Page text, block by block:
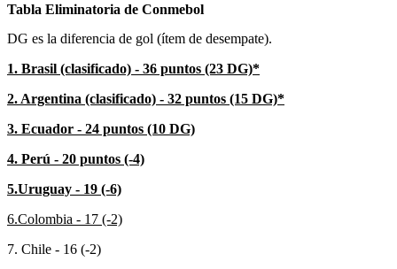
Tabla Eliminatoria de Conmebol
DG es la diferencia de gol (ítem de desempate).
1. Brasil (clasificado) - 36 puntos (23 DG)*
2. Argentina (clasificado) - 32 puntos (15 DG)*
3. Ecuador - 24 puntos (10 DG)
4. Perú - 20 puntos (-4)
5.Uruguay - 19 (-6)
6.Colombia - 17 (-2)
7. Chile - 16 (-2)